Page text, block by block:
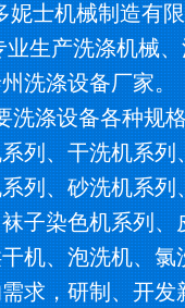
士机械制造有限
业生产洗涤机械
洗涤设备厂家。
涤设备各种规格
列、干洗机系
列、砂洗机系
子染色机系列
机、泡洗机、
求，研制、开